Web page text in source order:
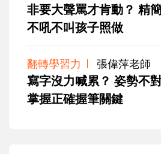
非要大聲罵才肯動？ 精
不吼不叫孩子照做
翻轉學習力 張偉萍老師
寫字沒力喊累？ 姿勢不
掌握正確握筆關鍵